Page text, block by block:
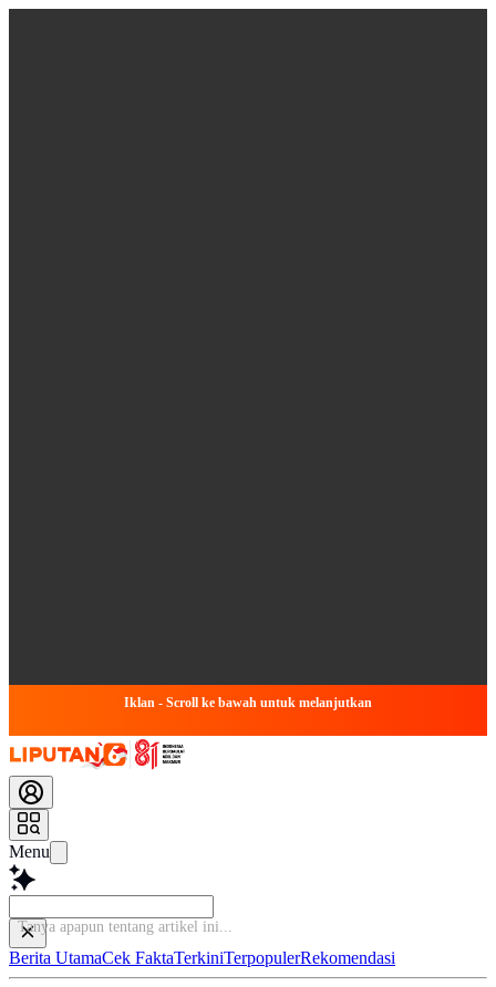
Iklan - Scroll ke bawah untuk melanjutkan
Menu
Tanya apapun tentang artikel
Berita UtamaCek FaktaTerkiniTerpopulerRekomendasi